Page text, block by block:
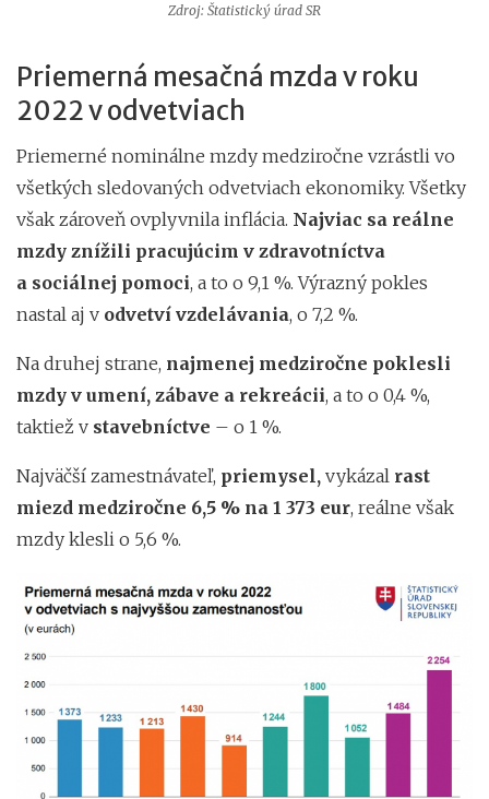
Zdroj: Štatistický úrad SR
Priemerná mesačná mzda v roku
2022 v odvetviach
Priemerné nominálne mzdy medziročne vzrástli vo
všetkých sledovaných odvetviach ekonomiky. Všetky
však zároveň ovplyvnila inflácia. Najviac sa reálne
mzdy znížili pracujúcim v zdravotníctva
a sociálnej pomoci, a to o 9,1 %. Výrazný pokles
nastal aj v odvetví vzdelávania, o 7,2 %.
Na druhej strane, najmenej medziročne poklesli
mzdy v umení, zábave a rekreácii, a to o 0,4 %,
taktiež v stavebníctve – o 1 %.
Najväčší zamestnávateľ, priemysel, vykázal rast
miezd medziročne 6,5 % na 1 373 eur, reálne však
mzdy klesli o 5,6 %.